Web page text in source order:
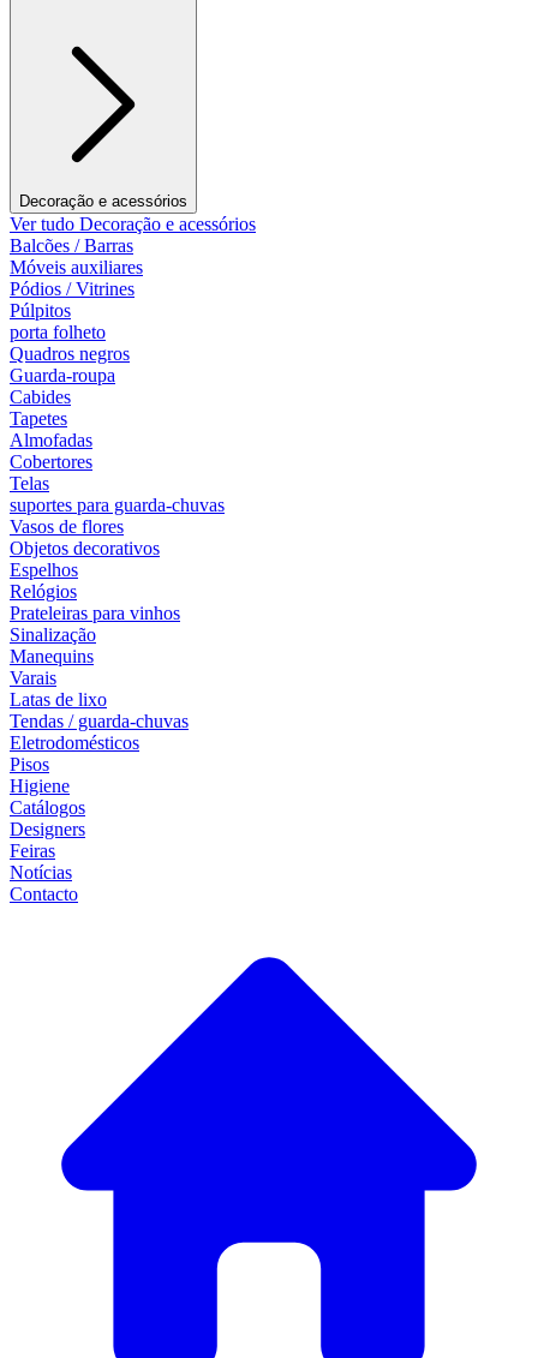
Decoração e acessórios
Ver tudo Decoração e acessórios
Balcões / Barras
Móveis auxiliares
Pódios / Vitrines
Púlpitos
porta folheto
Quadros negros
Guarda-roupa
Cabides
Tapetes
Almofadas
Cobertores
Telas
suportes para guarda-chuvas
Vasos de flores
Objetos decorativos
Espelhos
Relógios
Prateleiras para vinhos
Sinalização
Manequins
Varais
Latas de lixo
Tendas / guarda-chuvas
Eletrodomésticos
Pisos
Higiene
Catálogos
Designers
Feiras
Notícias
Contacto